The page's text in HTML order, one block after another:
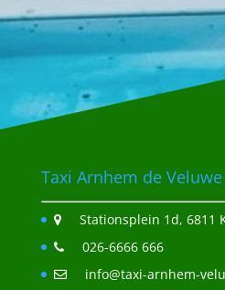
Taxi Arnhem de Veluwe
Stationsplein 1d, 6811
026-6666 666
info@taxi-arnhem-